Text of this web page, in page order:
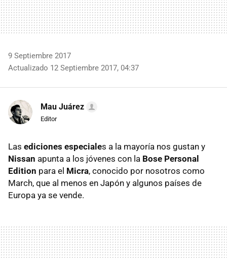
9 Septiembre 2017
Actualizado 12 Septiembre 2017, 04:37
Mau Juárez
Editor
Las ediciones especiales a la mayoría nos gustan y
Nissan apunta a los jóvenes con la Bose Personal
Edition para el Micra, conocido por nosotros como
March, que al menos en Japón y algunos países de
Europa ya se vende.